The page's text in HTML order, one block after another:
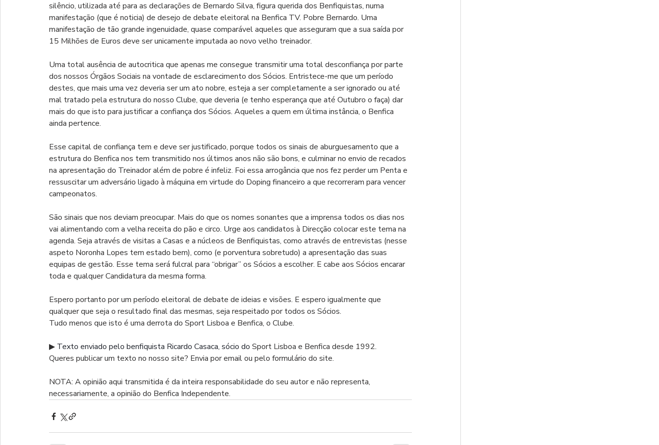
silêncio, utilizada até para as declarações de Bernardo Silva, figura querida dos Benfiquistas, numa
manifestação (que é noticia) de desejo de debate eleitoral na Benfica TV. Pobre Bernardo. Uma
manifestação de tão grande ingenuidade, quase comparável aqueles que asseguram que a sua saída por
15 Milhões de Euros deve ser unicamente imputada ao novo velho treinador.
Uma total ausência de autocritica que apenas me consegue transmitir uma total desconfiança por parte
dos nossos Órgãos Sociais na vontade de esclarecimento dos Sócios. Entristece-me que um período
destes, que mais uma vez deveria ser um ato nobre, esteja a ser completamente a ser ignorado ou até
mal tratado pela estrutura do nosso Clube, que deveria (e tenho esperança que até Outubro o faça) dar
mais do que isto para justificar a confiança dos Sócios. Aqueles a quem em última instância, o Benfica
ainda pertence.
Esse capital de confiança tem e deve ser justificado, porque todos os sinais de aburguesamento que a
estrutura do Benfica nos tem transmitido nos últimos anos não são bons, e culminar no envio de recados
na apresentação do Treinador além de pobre é infeliz. Foi essa arrogância que nos fez perder um Penta e
ressuscitar um adversário ligado à máquina em virtude do Doping financeiro a que recorreram para vencer
campeonatos.
São sinais que nos deviam preocupar. Mais do que os nomes sonantes que a imprensa todos os dias nos
vai alimentando com a velha receita do pão e circo. Urge aos candidatos à Direcção colocar este tema na
agenda. Seja através de visitas a Casas e a núcleos de Benfiquistas, como através de entrevistas (nesse
aspeto Noronha Lopes tem estado bem), como (e porventura sobretudo) a apresentação das suas
equipas de gestão. Esse tema será fulcral para “obrigar” os Sócios a escolher. E cabe aos Sócios encarar
toda e qualquer Candidatura da mesma forma.
Espero portanto por um período eleitoral de debate de ideias e visões. E espero igualmente que
qualquer que seja o resultado final das mesmas, seja respeitado por todos os Sócios.
Tudo menos que isto é uma derrota do Sport Lisboa e Benfica, o Clube.
▶ Texto enviado pelo benfiquista Ricardo Casaca, sócio do Sport Lisboa e Benfica desde 1992.
Queres publicar um texto no nosso site? Envia por email ou pelo formulário do site.
NOTA: A opinião aqui transmitida é da inteira responsabilidade do seu autor e não representa,
necessariamente, a opinião do Benfica Independente.